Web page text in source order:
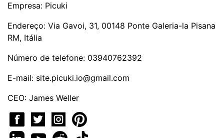
Empresa: Picuki
Endereço: Via Gavoi, 31, 00148 Ponte Galeria-la Pisana
RM, Itália
Número de telefone: 03940762392
E-mail: site.picuki.io@gmail.com
CEO: James Weller